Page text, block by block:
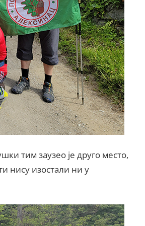
тим заузео је друго место,
нису изостали ни у